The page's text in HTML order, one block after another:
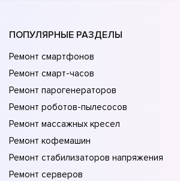
ПОПУЛЯРНЫЕ РАЗДЕЛЫ
Ремонт смартфонов
Ремонт смарт-часов
Ремонт парогенераторов
Ремонт роботов-пылесосов
Ремонт массажных кресел
Ремонт кофемашин
Ремонт стабилизаторов напряжения
Ремонт серверов